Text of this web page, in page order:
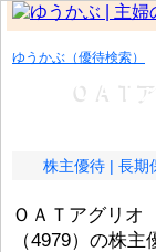
ゆうかぶ（優待検索）
ＯＡＴ
株主優待 長期
ＯＡＴアグリオ
（4979）の株主